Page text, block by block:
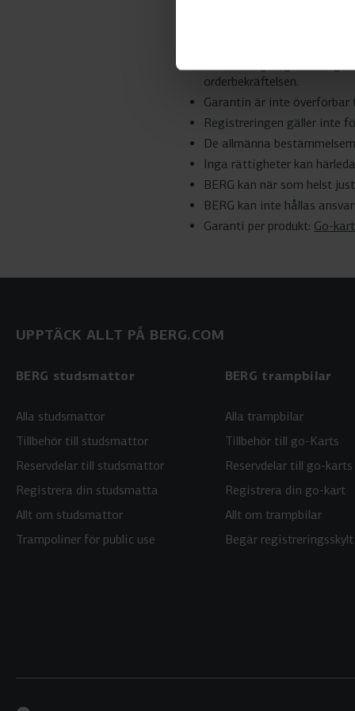
orderbekräftelsen.
Garantin är inte överförbar
Registreringen gäller inte
De allmänna
Inga rättigheter kan
BERG kan när som helst
BERG kan inte hållas
Garanti per produkt: Go-
UPPTÄCK ALLT PÅ BERG.COM
BERG studsmattor
Alla studsmattor
Tillbehör till studsmattor
Reservdelar till studsmattor
Registrera din studsmatta
Allt om studsmattor
Trampoliner för public use
BERG trampbilar
Alla trampbilar
Tillbehör till go-Karts
Reservdelar till go-karts
Registrera din go-kart
Allt om trampbilar
Begär registreringsskylt